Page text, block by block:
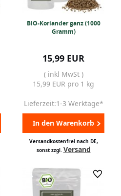
BIO-Koriander ganz (1000
Gramm)
15,99 EUR
( inkl MwSt )
15,99 EUR pro 1 kg
Lieferzeit:1-3 Werktage*
In den Warenkorb
Versandkostenfrei nach DE,
sonst zzgl. Versand